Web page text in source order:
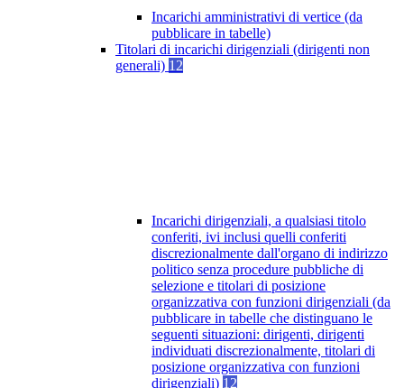
Incarichi amministrativi di vertice (da
pubblicare in tabelle)
Titolari di incarichi dirigenziali (dirigenti non
generali) 12
Incarichi dirigenziali, a qualsiasi titolo
conferiti, ivi inclusi quelli conferiti
discrezionalmente dall'organo di indirizzo
politico senza procedure pubbliche di
selezione e titolari di posizione
organizzativa con funzioni dirigenziali (da
pubblicare in tabelle che distinguano le
seguenti situazioni: dirigenti, dirigenti
individuati discrezionalmente, titolari di
posizione organizzativa con funzioni
dirigenziali) 12